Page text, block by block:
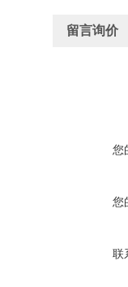
留言询价
您
您
联